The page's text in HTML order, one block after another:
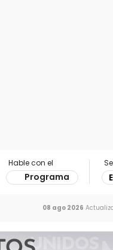
Hable con el
Programa
08 ago 2026